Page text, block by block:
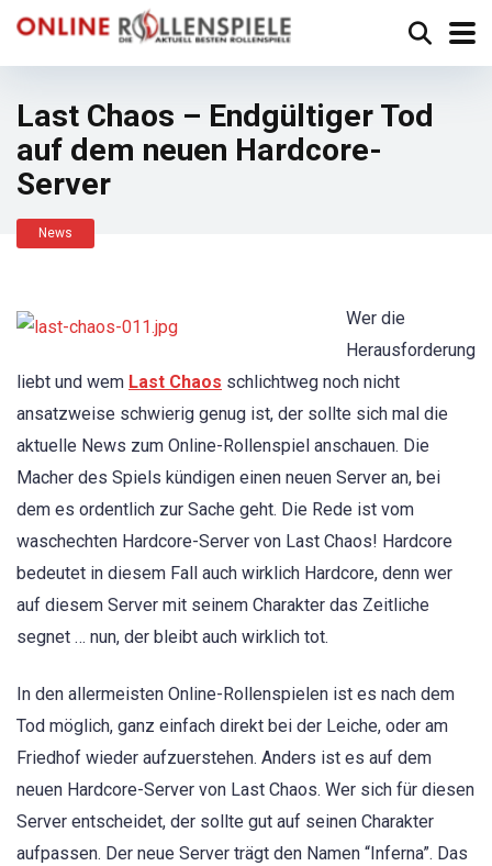
Last Chaos – Endgültiger Tod
auf dem neuen Hardcore-
Server
News
Wer die
Herausforderung
liebt und wem Last Chaos schlichtweg noch nicht
ansatzweise schwierig genug ist, der sollte sich mal die
aktuelle News zum Online-Rollenspiel anschauen. Die
Macher des Spiels kündigen einen neuen Server an, bei
dem es ordentlich zur Sache geht. Die Rede ist vom
waschechten Hardcore-Server von Last Chaos! Hardcore
bedeutet in diesem Fall auch wirklich Hardcore, denn wer
auf diesem Server mit seinem Charakter das Zeitliche
segnet … nun, der bleibt auch wirklich tot.
In den allermeisten Online-Rollenspielen ist es nach dem
Tod möglich, ganz einfach direkt bei der Leiche, oder am
Friedhof wieder aufzuerstehen. Anders ist es auf dem
neuen Hardcore-Server von Last Chaos. Wer sich für diesen
Server entscheidet, der sollte gut auf seinen Charakter
aufpassen. Der neue Server trägt den Namen “Inferna”. Das